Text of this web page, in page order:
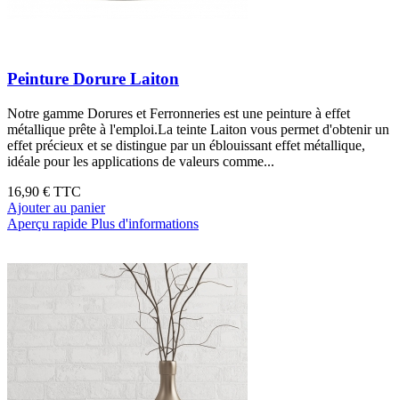
Peinture Dorure Laiton
Notre gamme Dorures et Ferronneries est une peinture à effet
métallique prête à l'emploi.La teinte Laiton vous permet d'obtenir un
effet précieux et se distingue par un éblouissant effet métallique,
idéale pour les applications de valeurs comme...
16,90 € TTC
Ajouter au panier
Aperçu rapide Plus d'informations